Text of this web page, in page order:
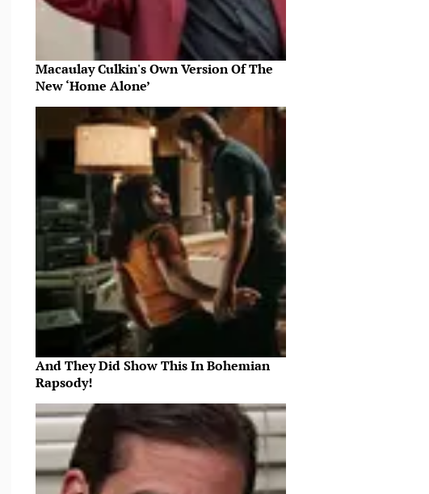
Macaulay Culkin's Own Version Of The
New ‘Home Alone’
And They Did Show This In Bohemian
Rapsody!